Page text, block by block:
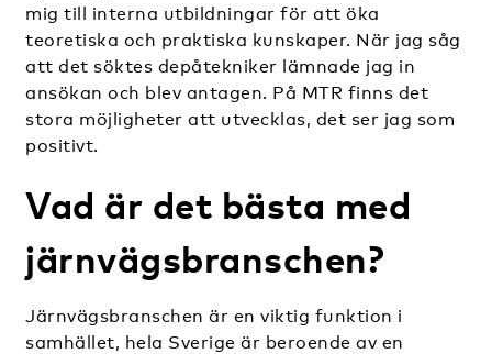
mig till interna utbildningar för att öka
teoretiska och praktiska kunskaper. När jag såg
att det söktes depåtekniker lämnade jag in
ansökan och blev antagen. På MTR finns det
stora möjligheter att utvecklas, det ser jag som
positivt.
Vad är det bästa med
järnvägsbranschen?
Järnvägsbranschen är en viktig funktion i
samhället, hela Sverige är beroende av en